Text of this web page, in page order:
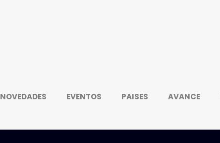
NOVEDADES EVENTOS PAISES AVANCE